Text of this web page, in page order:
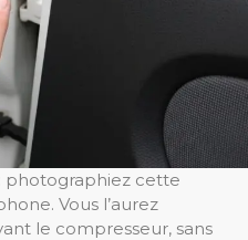
photographiez cette
Vous l’aurez
le compresseur, sans